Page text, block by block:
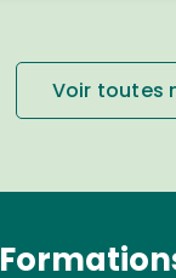
Voir toutes